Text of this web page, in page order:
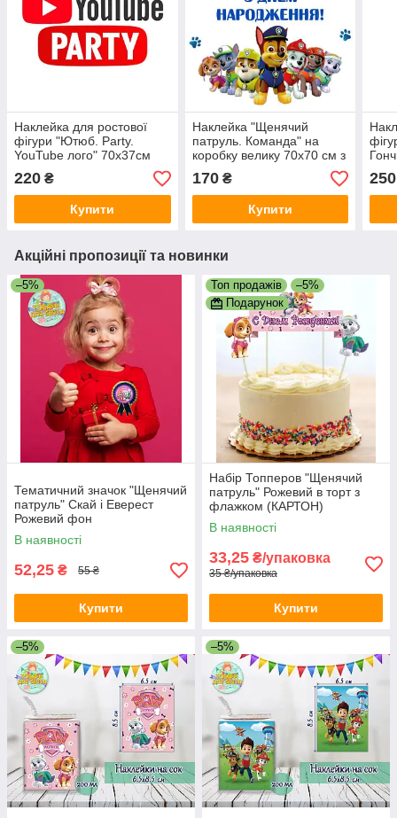
Наклейка для ростової
фігури "Ютюб. Party.
YouTube лого" 70х37см
(без обрізу по контуру)
220 ₴
Купити
Наклейка "Щенячий
патруль. Команда" на
коробку велику 70х70 см з
написом вітальним
170₴
Купити
250
Акційні пропозиції та новинки
–5%
Тематичний значок "Щенячий
патруль" Скай і Еверест
Рожевий фон
В наявності
52,25 ₴ 55 ₴
Купити
Топ продажів
–5%
Подарунок
Набір Топперов "Щенячий
патруль" Рожевий в торт з
флажком (КАРТОН)
-Російською
В наявності
33,25 ₴/упаковка
35 ₴/упаковка
Купити
–5% –5%